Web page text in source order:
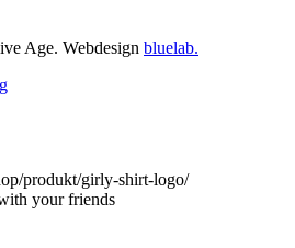
Age. Webdesign bluelab.
produkt/girly-shirt-logo/
your friends